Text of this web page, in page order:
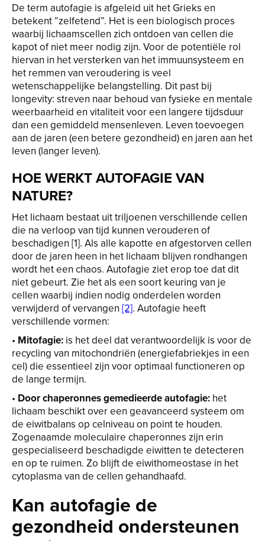
De term autofagie is afgeleid uit het Grieks en
betekent ”zelfetend”. Het is een biologisch proces
waarbij lichaamscellen zich ontdoen van cellen die
kapot of niet meer nodig zijn. Voor de potentiële rol
hiervan in het versterken van het immuunsysteem en
het remmen van veroudering is veel
wetenschappelijke belangstelling. Dit past bij
longevity: streven naar behoud van fysieke en mentale
weerbaarheid en vitaliteit voor een langere tijdsduur
dan een gemiddeld mensenleven. Leven toevoegen
aan de jaren (een betere gezondheid) en jaren aan het
leven (langer leven).
HOE WERKT AUTOFAGIE VAN
NATURE?
Het lichaam bestaat uit triljoenen verschillende cellen
die na verloop van tijd kunnen verouderen of
beschadigen [1]. Als alle kapotte en afgestorven cellen
door de jaren heen in het lichaam blijven rondhangen
wordt het een chaos. Autofagie ziet erop toe dat dit
niet gebeurt. Zie het als een soort keuring van je
cellen waarbij indien nodig onderdelen worden
verwijderd of vervangen [2]. Autofagie heeft
verschillende vormen:
• Mitofagie: is het deel dat verantwoordelijk is voor de
recycling van mitochondriën (energiefabriekjes in een
cel) die essentieel zijn voor optimaal functioneren op
de lange termijn.
• Door chaperonnes gemedieerde autofagie: het
lichaam beschikt over een geavanceerd systeem om
de eiwitbalans op celniveau on point te houden.
Zogenaamde moleculaire chaperonnes zijn erin
gespecialiseerd beschadigde eiwitten te detecteren
en op te ruimen. Zo blijft de eiwithomeostase in het
cytoplasma van de cellen gehandhaafd.
Kan autofagie de
gezondheid ondersteunen